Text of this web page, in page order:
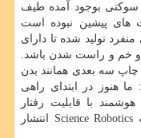
سوكتی بوجود آمده طیف
های پیشین نبوده است
تولید شده تا دارای
و خم و راست شدن باشد.
چاپ سه بعدی همانند بدن
هنوز در ابتدای راهی
با قابلیت رفتار
انسانی هستیم. نتایج این تحقیق در نشریه Science Robotics انتشار